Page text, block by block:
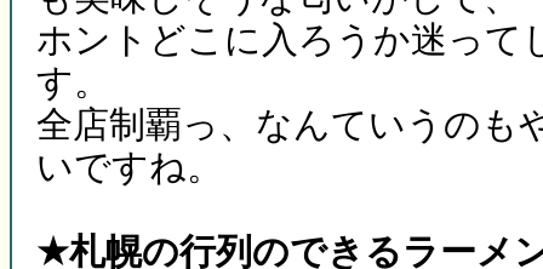
ホントどこに入ろうか迷って
す。
全店制覇っ、なんていうのも
いですね。
★札幌の行列のできるラーメ